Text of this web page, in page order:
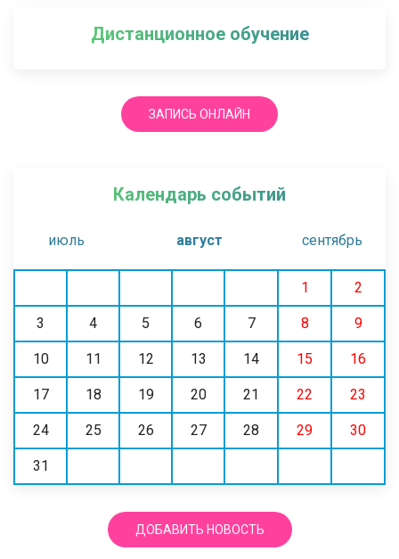
Дистанционное обучение
ЗАПИСЬ ОНЛАЙН
Календарь событий
июль август сентябрь
1 2
3 4 5 6 7 8 9
10 11 12 13 14 15 16
17 18 19 20 21 22 23
24 25 26 27 28 29 30
31
ДОБАВИТЬ НОВОСТЬ